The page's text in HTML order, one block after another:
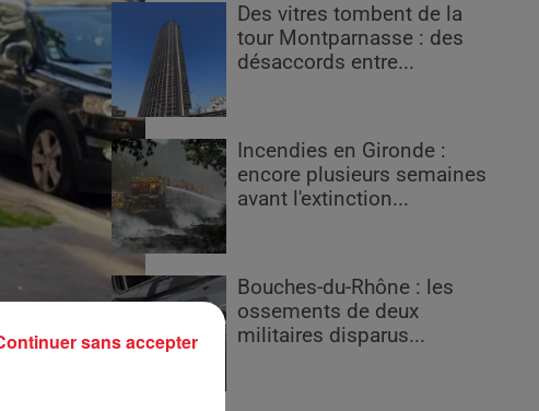
Des vitres tombent de la
tour Montparnasse : des
désaccords entre...
Incendies en Gironde :
encore plusieurs semaines
avant l'extinction...
Bouches-du-Rhône : les
ossements de deux
militaires disparus...
sans accepter